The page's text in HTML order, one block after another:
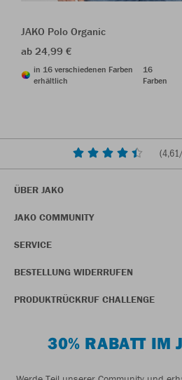
JAKO Polo Organic
ab 24,99 €
in 16 verschiedenen Farben
erhältlich
16
Farben
(4,61
ÜBER JAKO
JAKO COMMUNITY
SERVICE
BESTELLUNG WIDERRUFEN
PRODUKTRÜCKRUF CHALLENGE
30% RABATT IM